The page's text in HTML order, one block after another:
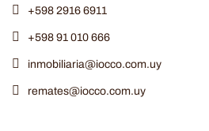
+598 2916 6911
+598 91 010 666
inmobiliaria@iocco.com.uy
remates@iocco.com.uy